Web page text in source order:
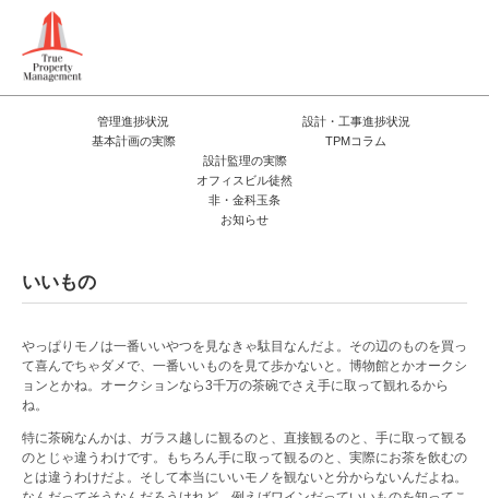
管理進捗状況
設計・工事進捗状況
基本計画の実際
TPMコラム
設計監理の実際
オフィスビル徒然
非・金科玉条
お知らせ
いいもの
やっぱりモノは一番いいやつを見なきゃ駄目なんだよ。その辺のものを買っ
て喜んでちゃダメで、一番いいものを見て歩かないと。博物館とかオークシ
ョンとかね。オークションなら3千万の茶碗でさえ手に取って観れるから
ね。
特に茶碗なんかは、ガラス越しに観るのと、直接観るのと、手に取って観る
のとじゃ違うわけです。もちろん手に取って観るのと、実際にお茶を飲むの
とは違うわけだよ。そして本当にいいモノを観ないと分からないんだよね。